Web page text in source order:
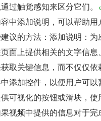
过触觉感知来区分它们。
中添加说明，可以帮助
议的方法：添加说明：
面上提供相关的文字信
取关键信息，而不仅仅
添加控件，以便用户可以
可视化的按钮或滑块，
视频中提供的信息对于